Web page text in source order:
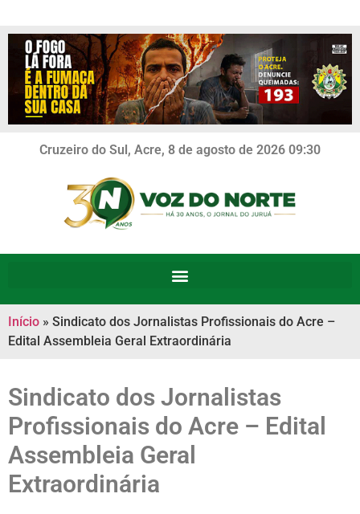
Cruzeiro do Sul, Acre, 8 de agosto de 2026 09:30
Início » Sindicato dos Jornalistas Profissionais do Acre –
Edital Assembleia Geral Extraordinária
Sindicato dos Jornalistas
Profissionais do Acre – Edital
Assembleia Geral
Extraordinária